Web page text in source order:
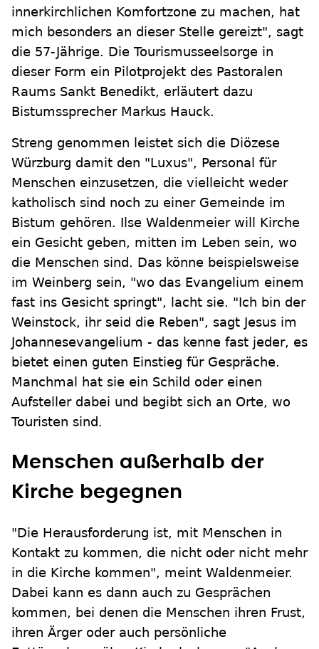
innerkirchlichen Komfortzone zu machen, hat
mich besonders an dieser Stelle gereizt", sagt
die 57-Jährige. Die Tourismusseelsorge in
dieser Form ein Pilotprojekt des Pastoralen
Raums Sankt Benedikt, erläutert dazu
Bistumssprecher Markus Hauck.
Streng genommen leistet sich die Diözese
Würzburg damit den "Luxus", Personal für
Menschen einzusetzen, die vielleicht weder
katholisch sind noch zu einer Gemeinde im
Bistum gehören. Ilse Waldenmeier will Kirche
ein Gesicht geben, mitten im Leben sein, wo
die Menschen sind. Das könne beispielsweise
im Weinberg sein, "wo das Evangelium einem
fast ins Gesicht springt", lacht sie. "Ich bin der
Weinstock, ihr seid die Reben", sagt Jesus im
Johannesevangelium - das kenne fast jeder, es
bietet einen guten Einstieg für Gespräche.
Manchmal hat sie ein Schild oder einen
Aufsteller dabei und begibt sich an Orte, wo
Touristen sind.
Menschen außerhalb der
Kirche begegnen
"Die Herausforderung ist, mit Menschen in
Kontakt zu kommen, die nicht oder nicht mehr
in die Kirche kommen", meint Waldenmeier.
Dabei kann es dann auch zu Gesprächen
kommen, bei denen die Menschen ihren Frust,
ihren Ärger oder auch persönliche